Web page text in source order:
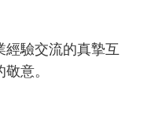
驗交流的真摯互
意。